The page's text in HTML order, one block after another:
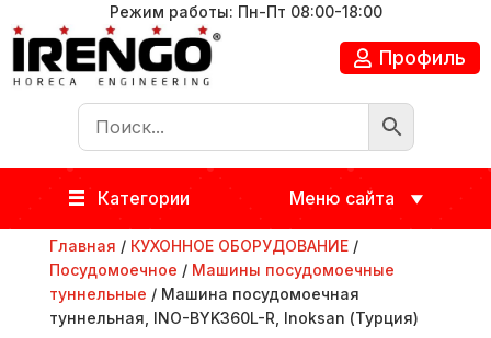
Режим работы: Пн-Пт 08:00-18:00
Профиль
Категории Меню сайта
Главная / КУХОННОЕ ОБОРУДОВАНИЕ/
Посудомоечное / Машины посудомоечные
туннельные / Машина посудомоечная
туннельная, INO-BYK360L-R, Inoksan (Турция)